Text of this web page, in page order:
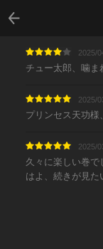
戻る
2025/
チュー太郎、噛ま
2025/
プリンセス天功様
2025/
久々に楽しい巻で
はよ、続きが見た